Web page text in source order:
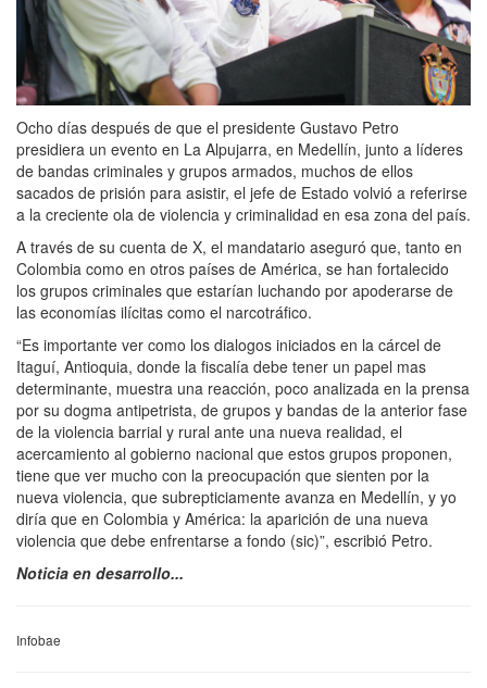
Ocho días después de que el presidente Gustavo Petro
presidiera un evento en La Alpujarra, en Medellín, junto a líderes
de bandas criminales y grupos armados, muchos de ellos
sacados de prisión para asistir, el jefe de Estado volvió a referirse
a la creciente ola de violencia y criminalidad en esa zona del país.
A través de su cuenta de X, el mandatario aseguró que, tanto en
Colombia como en otros países de América, se han fortalecido
los grupos criminales que estarían luchando por apoderarse de
las economías ilícitas como el narcotráfico.
“Es importante ver como los dialogos iniciados en la cárcel de
Itaguí, Antioquia, donde la fiscalía debe tener un papel mas
determinante, muestra una reacción, poco analizada en la prensa
por su dogma antipetrista, de grupos y bandas de la anterior fase
de la violencia barrial y rural ante una nueva realidad, el
acercamiento al gobierno nacional que estos grupos proponen,
tiene que ver mucho con la preocupación que sienten por la
nueva violencia, que subrepticiamente avanza en Medellín, y yo
diría que en Colombia y América: la aparición de una nueva
violencia que debe enfrentarse a fondo (sic)”, escribió Petro.
Noticia en desarrollo...
Infobae